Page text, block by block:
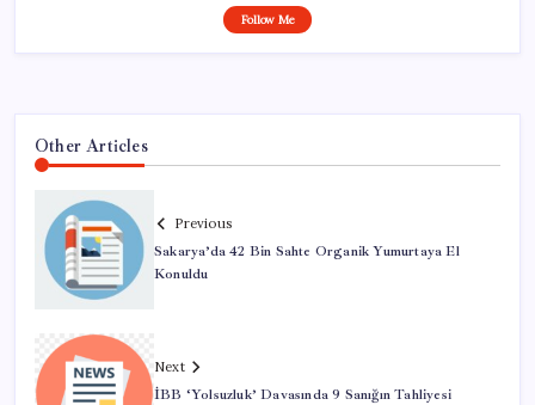
Follow Me
Other Articles
Previous
Sakarya’da 42 Bin Sahte Organik Yumurtaya El
Konuldu
Next
İBB ‘Yolsuzluk’ Davasında 9 Sanığın Tahliyesi